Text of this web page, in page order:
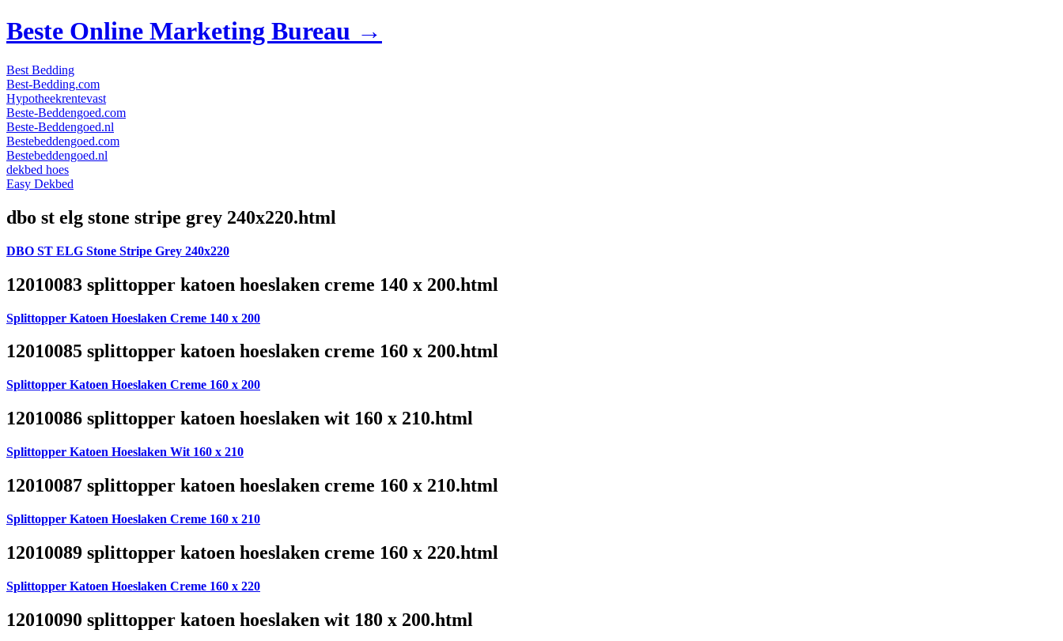
Beste Online Marketing Bureau →
Best Bedding
Best-Bedding.com
Hypotheekrentevast
Beste-Beddengoed.com
Beste-Beddengoed.nl
Bestebeddengoed.com
Bestebeddengoed.nl
dekbed hoes
Easy Dekbed
dbo st elg stone stripe grey 240x220.html
DBO ST ELG Stone Stripe Grey 240x220
12010083 splittopper katoen hoeslaken creme 140 x 200.html
Splittopper Katoen Hoeslaken Creme 140 x 200
12010085 splittopper katoen hoeslaken creme 160 x 200.html
Splittopper Katoen Hoeslaken Creme 160 x 200
12010086 splittopper katoen hoeslaken wit 160 x 210.html
Splittopper Katoen Hoeslaken Wit 160 x 210
12010087 splittopper katoen hoeslaken creme 160 x 210.html
Splittopper Katoen Hoeslaken Creme 160 x 210
12010089 splittopper katoen hoeslaken creme 160 x 220.html
Splittopper Katoen Hoeslaken Creme 160 x 220
12010090 splittopper katoen hoeslaken wit 180 x 200.html